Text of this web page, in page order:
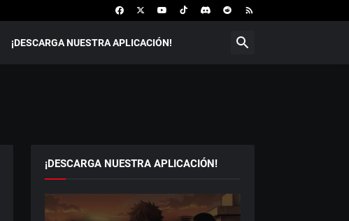
¡DESCARGA NUESTRA APLICACIÓN!
¡DESCARGA NUESTRA APLICACIÓN!